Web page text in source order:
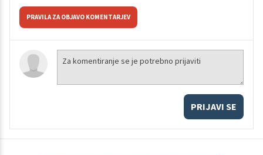
PRAVILA ZA OBJAVO KOMENTARJEV
PRIJAVI SE